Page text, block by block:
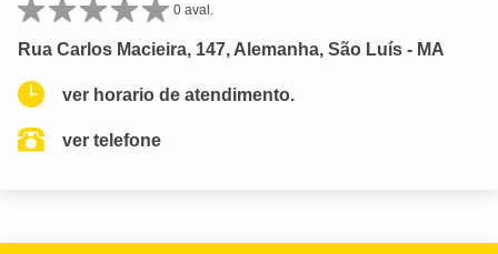
0 aval.
Rua Carlos Macieira, 147, Alemanha, São Luís - MA
ver horario de atendimento.
ver telefone